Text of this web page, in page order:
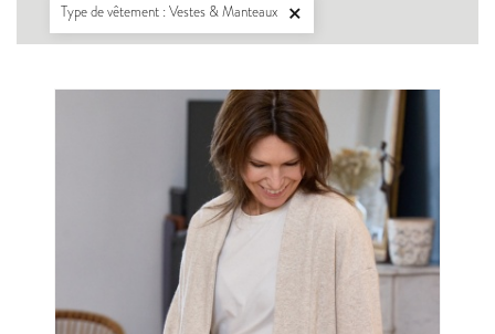
Type de vêtement : Vestes & Manteaux 